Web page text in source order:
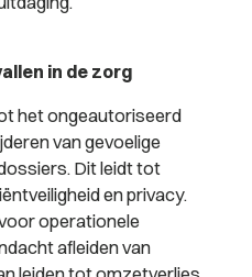
in de zorg
het ongeautoriseerd
van gevoelige
Dit leidt tot
en privacy.
operationele
afleiden van